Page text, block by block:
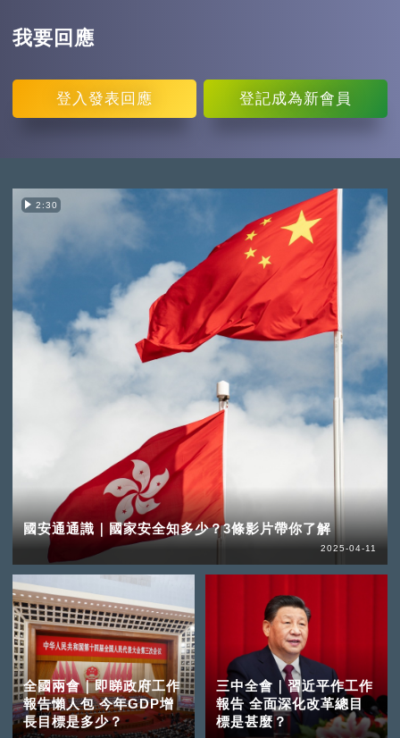
我要回應
登入 發表回應 登記成為新會員
2:30
國安通通識｜國家安全知多少？3條影片帶你了解
2025-04-11
全國兩會｜即睇政府工作
報告懶人包 今年GDP增
長目標是多少？
三中全會｜習近平作工作
報告 全面深化改革總目
標是甚麼？